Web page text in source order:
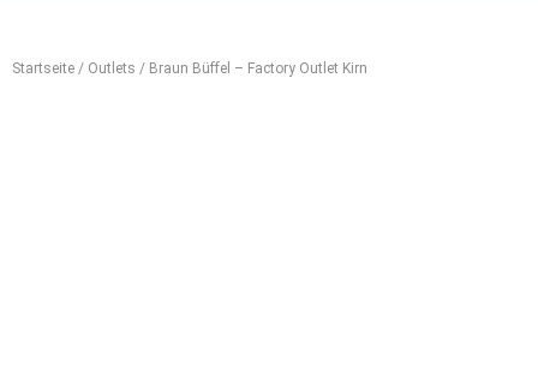
Startseite / Outlets / Braun Büffel – Factory Outlet Kirn